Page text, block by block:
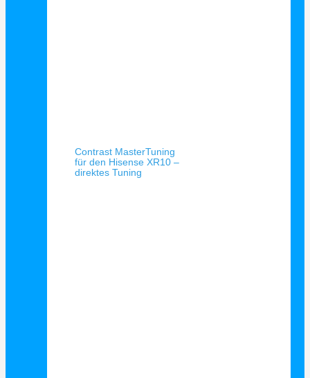
Contrast MasterTuning
für den Hisense XR10 –
direktes Tuning